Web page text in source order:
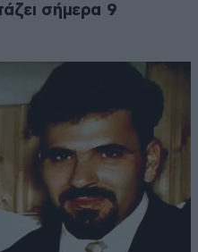
σήμερα 9